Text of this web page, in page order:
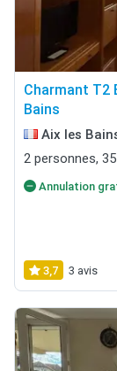
Charmant T2
Bains
Aix les
2 personnes,
Annulation
3,7 3 avis